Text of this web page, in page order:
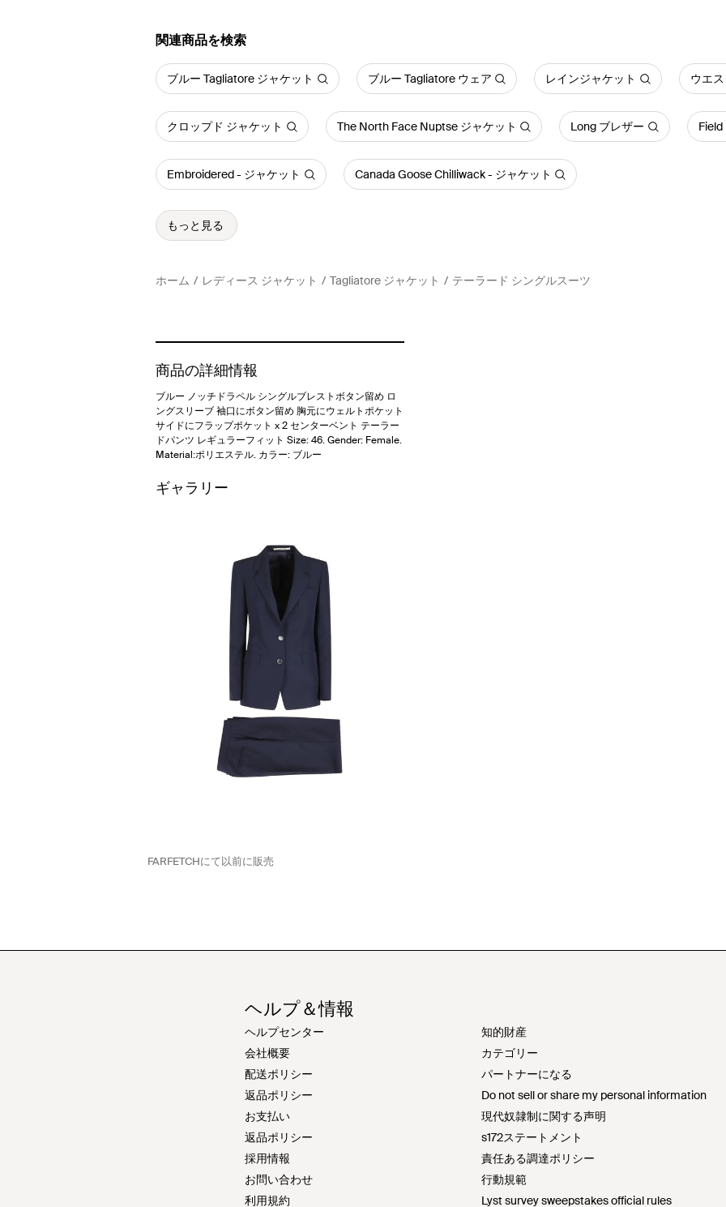
関連商品を検索
ブルー Tagliatore ジャケット ブルー Tagliatore ウェア レインジャケット ウエ
クロップド ジャケット The North Face Nuptse ジャケット Long ブレザー Field
Embroidered - ジャケット Canada Goose Chilliwack - ジャケット
もっと見る
ホーム レディース ジャケット Tagliatore ジャケット テーラード シングルスーツ
商品の詳細情報
ブルー ノッチドラペル シングルブレストボタン留め ロ
ングスリーブ 袖口にボタン留め 胸元にウェルトポケット
サイドにフラップポケット x 2 センターベント テーラー
ドパンツ レギュラーフィット Size: 46. Gender: Female.
Material:ポリエステル. カラー: ブルー
ギャラリー
FARFETCHにて以前に販売
ヘルプ＆情報
ヘルプセンター
会社概要
配送ポリシー
返品ポリシー
お支払い
返品ポリシー
採用情報
お問い合わせ
利用規約
知的財産
カテゴリー
パートナーになる
Do not sell or share my personal information
現代奴隷制に関する声明
s172ステートメント
責任ある調達ポリシー
行動規範
Lyst survey sweepstakes official rules